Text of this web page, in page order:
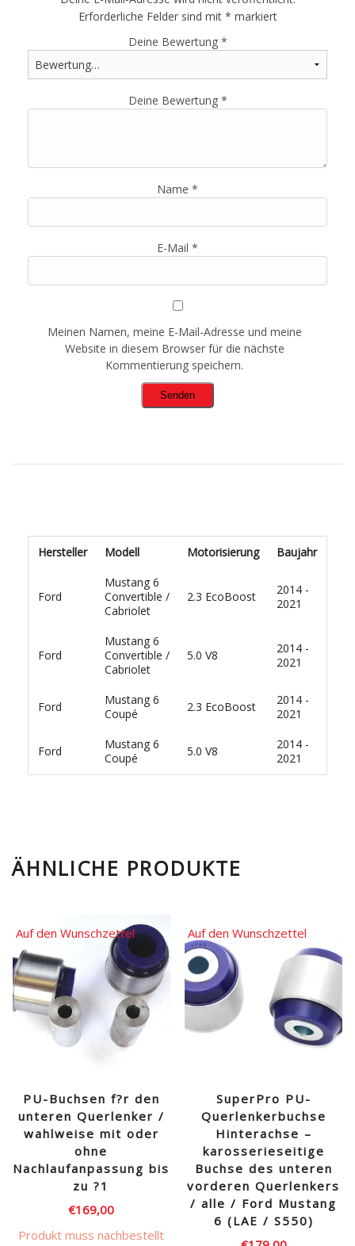
Erforderliche Felder sind mit * markiert
Deine Bewertung *
Deine Bewertung *
Name *
E-Mail *
Meinen Namen, meine E-Mail-Adresse und meine
Website in diesem Browser für die nächste
Kommentierung speichern.
Hersteller Modell Motorisierung Baujahr
Ford
Mustang 6
Convertible /
Cabriolet
2.3 EcoBoost
2014 -
2021
Ford
Mustang 6
Convertible /
Cabriolet
5.0 V8
2014 -
2021
Ford
Mustang 6
Coupé
2.3 EcoBoost
2014 -
2021
Ford
Mustang 6
Coupé
5.0 V8
2014 -
2021
ÄHNLICHE PRODUKTE
PU-Buchsen f?r den
unteren Querlenker /
wahlweise mit oder
ohne
Nachlaufanpassung bis
zu ?1
€169,00
Produkt muss nachbestellt
Auf den Wunschzettel
SuperPro PU-
Querlenkerbuchse
Hinterachse –
karosserieseitige
Buchse des unteren
vorderen Querlenkers
/ alle / Ford Mustang
6 (LAE / S550)
Auf den Wunschzettel